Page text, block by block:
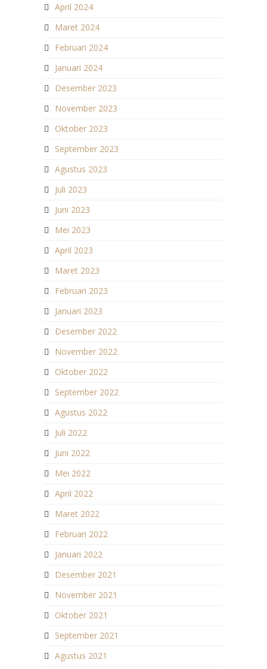
April 2024
Maret 2024
Februari 2024
Januari 2024
Desember 2023
November 2023
Oktober 2023
September 2023
Agustus 2023
Juli 2023
Juni 2023
Mei 2023
April 2023
Maret 2023
Februari 2023
Januari 2023
Desember 2022
November 2022
Oktober 2022
September 2022
Agustus 2022
Juli 2022
Juni 2022
Mei 2022
April 2022
Maret 2022
Februari 2022
Januari 2022
Desember 2021
November 2021
Oktober 2021
September 2021
Agustus 2021